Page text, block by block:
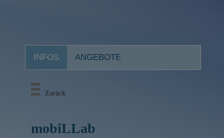
INFOS ANGEBOTE
Zurück
mobiLLab